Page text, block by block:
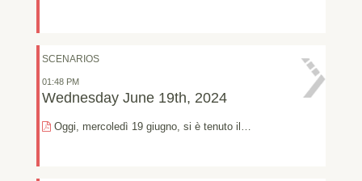
SCENARIOS
01:48 PM
Wednesday June 19th, 2024
Oggi, mercoledì 19 giugno, si è tenuto il…